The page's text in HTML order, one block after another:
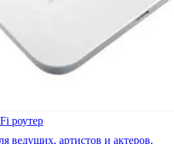
роутер
ведущих, артистов и актеров.